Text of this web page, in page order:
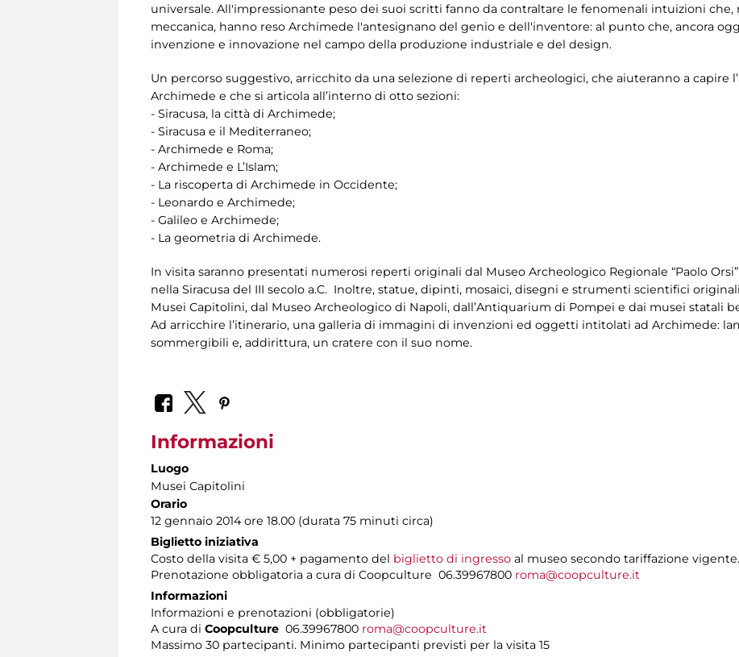
universale. All'impressionante peso dei suoi scritti fanno da contraltare le fenomenali intuizioni
meccanica, hanno reso Archimede l'antesignano del genio e dell'inventore: al punto che, ancora
invenzione e innovazione nel campo della produzione industriale e del design.
Un percorso suggestivo, arricchito da una selezione di reperti archeologici, che aiuteranno a capire
Archimede e che si articola all’interno di otto sezioni:
- Siracusa, la città di Archimede;
- Siracusa e il Mediterraneo;
- Archimede e Roma;
- Archimede e L’Islam;
- La riscoperta di Archimede in Occidente;
- Leonardo e Archimede;
- Galileo e Archimede;
- La geometria di Archimede.
In visita saranno presentati numerosi reperti originali dal Museo Archeologico Regionale “Paolo
nella Siracusa del III secolo a.C. Inoltre, statue, dipinti, mosaici, disegni e strumenti scientifici
Musei Capitolini, dal Museo Archeologico di Napoli, dall’Antiquarium di Pompei e dai musei statali
Ad arricchire l’itinerario, una galleria di immagini di invenzioni ed oggetti intitolati ad Archimede:
sommergibili e, addirittura, un cratere con il suo nome.
Informazioni
Luogo
Musei Capitolini
Orario
12 gennaio 2014 ore 18.00 (durata 75 minuti circa)
Biglietto iniziativa
Costo della visita € 5,00 + pagamento del biglietto di ingresso al museo secondo tariffazione vigente.
Prenotazione obbligatoria a cura di Coopculture 06.39967800 roma@coopculture.it
Informazioni
Informazioni e prenotazioni (obbligatorie)
A cura di Coopculture 06.39967800 roma@coopculture.it
Massimo 30 partecipanti. Minimo partecipanti previsti per la visita 15